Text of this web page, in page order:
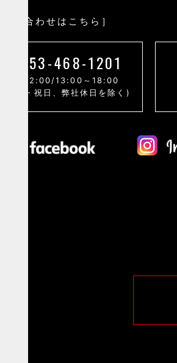
問い合わせはこちら］
053-468-1201
～12:00/13:00～18:00
・日・祝日、弊社休日を除く)